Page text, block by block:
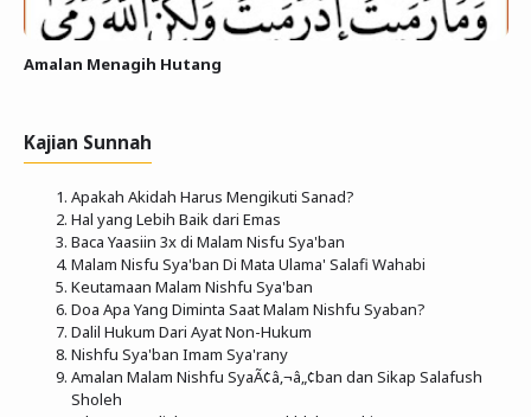
Amalan Menagih Hutang
Kajian Sunnah
Apakah Akidah Harus Mengikuti Sanad?
Hal yang Lebih Baik dari Emas
Baca Yaasiin 3x di Malam Nisfu Sya'ban
Malam Nisfu Sya'ban Di Mata Ulama' Salafi Wahabi
Keutamaan Malam Nishfu Sya'ban
Doa Apa Yang Diminta Saat Malam Nishfu Syaban?
Dalil Hukum Dari Ayat Non-Hukum
Nishfu Sya'ban Imam Sya'rany
Amalan Malam Nishfu SyaÃ¢â‚¬â„¢ban dan Sikap Salafush
Sholeh